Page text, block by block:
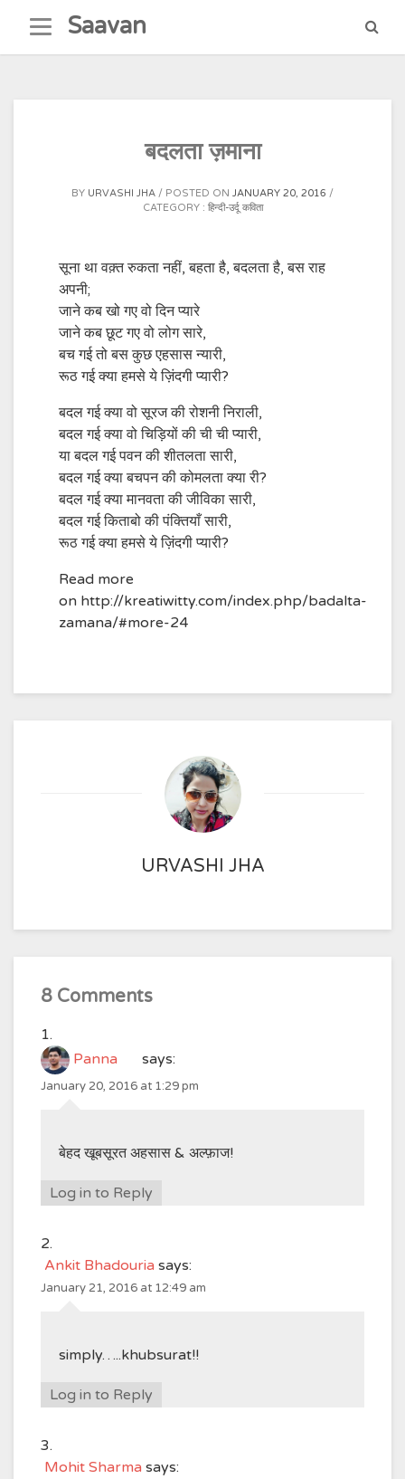
content
Saavan
बदलता ज़माना
BY URVASHI JHA POSTED ON JANUARY 20, 2016
CATEGORY : हिन्दी-उर्दू कविता
सूना था वक़्त रुकता नहीं, बहता है, बदलता है, बस राह
अपनी;
जाने कब खो गए वो दिन प्यारे
जाने कब छूट गए वो लोग सारे,
बच गई तो बस कुछ एहसास न्यारी,
रूठ गई क्या हमसे ये ज़िंदगी प्यारी?
बदल गई क्या वो सूरज की रोशनी निराली,
बदल गई क्या वो चिड़ियों की ची ची प्यारी,
या बदल गई पवन की शीतलता सारी,
बदल गई क्या बचपन की कोमलता क्या री?
बदल गई क्या मानवता की जीविका सारी,
बदल गई किताबो की पंक्तियाँ सारी,
रूठ गई क्या हमसे ये ज़िंदगी प्यारी?
Read more
on http://kreatiwitty.com/index.php/badalta-
zamana/#more-24
URVASHI JHA
8 Comments
Panna says:
January 20, 2016 at 1:29 pm
बेहद खूबसूरत अहसास & अल्फ़ाज!
Log in to Reply
Ankit Bhadouria says:
January 21, 2016 at 12:49 am
simply…..khubsurat!!
Log in to Reply
Mohit Sharma says: